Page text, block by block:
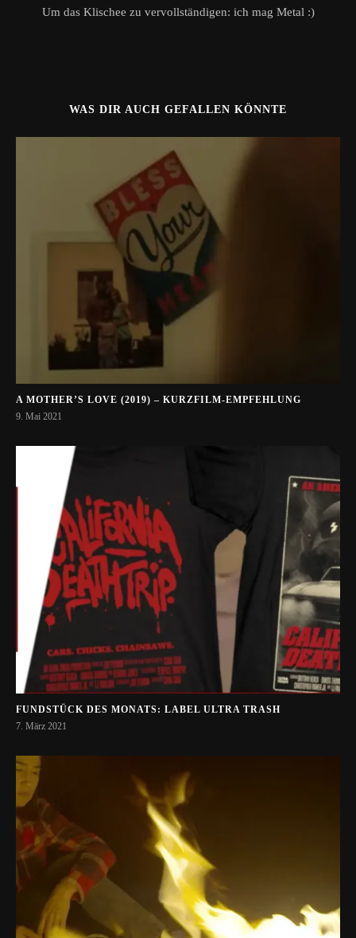
Um das Klischee zu vervollständigen: ich mag Metal :)
WAS DIR AUCH GEFALLEN KÖNNTE
A MOTHER’S LOVE (2019) – KURZFILM-EMPFEHLUNG
9. Mai 2021
FUNDSTÜCK DES MONATS: LABEL ULTRA TRASH
7. März 2021